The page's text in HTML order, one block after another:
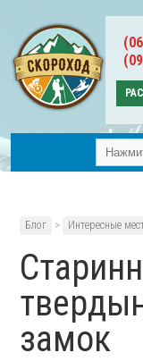
Блог > Интересные
замок